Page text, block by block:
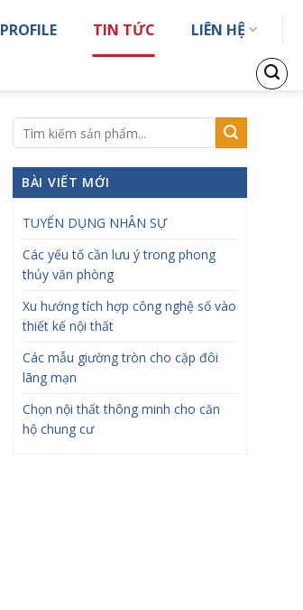
PROFILE TIN TỨC LIÊN HỆ
BÀI VIẾT MỚI
TUYỂN DỤNG NHÂN SỰ
Các yếu tố cần lưu ý trong phong
thủy văn phòng
Xu hướng tích hợp công nghệ số vào
thiết kế nội thất
Các mẫu giường tròn cho cặp đôi
lãng mạn
Chọn nội thất thông minh cho căn
hộ chung cư